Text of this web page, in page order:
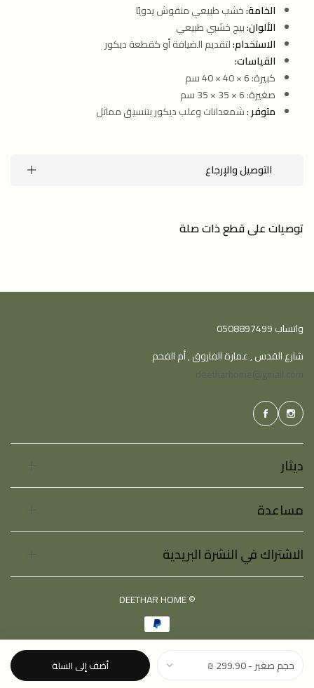
الخامة:خشب طبيعي منقوش يدويًا
الألوان:بيج خشبي طبيعي
الاستخدام:لتقديم الضيافة أو كقطعة ديكور
القياسات:
كبيرة: ‎40 × 40 × 6 سم
صغيرة: ‎35 × 35 × 6 سم
متوفر :شمعدانات وعلب ديكور بتنسيق مماثل
التوصيل والإرجاع
أضف إلى السلة
توصيات على قطع ذات صلة
واتساب 0508897499
شارع القدس , عمارة الفاروق , أم الفحم
ديثار
مساعدة
الاشتراك في النشرة البريدية
© DEETHAR HOME